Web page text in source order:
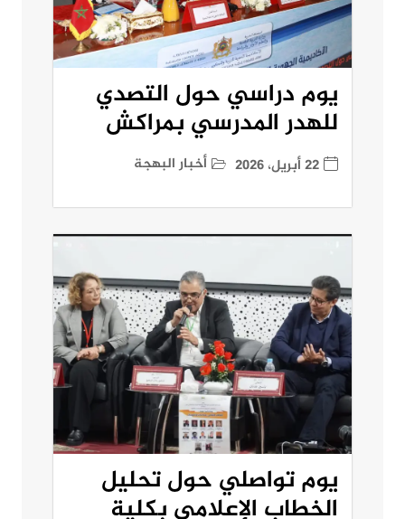
يوم دراسي حول التصدي
للهدر المدرسي بمراكش
22 أبريل، 2026 أخبار البهجة
يوم تواصلي حول تحليل
الخطاب الإعلامي بكلية